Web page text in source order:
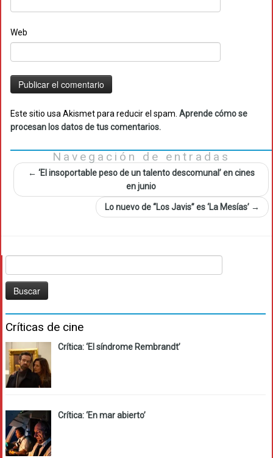
Web
Este sitio usa Akismet para reducir el spam. Aprende cómo se
procesan los datos de tus comentarios.
Navegación de entradas
← ‘El insoportable peso de un talento descomunal’ en cines
en junio
Lo nuevo de “Los Javis” es ‘La Mesías’ →
Críticas de cine
Crítica: ‘El síndrome Rembrandt’
Crítica: ‘En mar abierto’